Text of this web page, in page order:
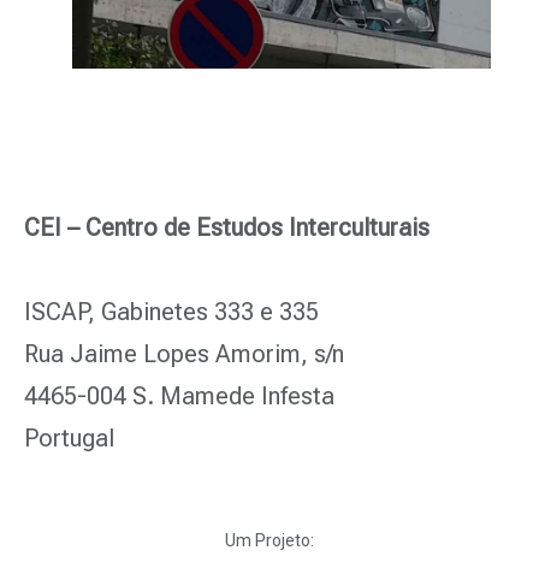
CEI – Centro de Estudos Interculturais
ISCAP, Gabinetes 333 e 335
Rua Jaime Lopes Amorim, s/n
4465-004 S. Mamede Infesta
Portugal
Um Projeto: